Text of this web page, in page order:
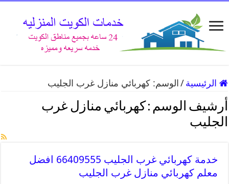
الرئيسية / الوسم:كهربائي منازل غرب الجليب
أرشيف الوسم : كهربائي منازل غرب
الجليب
خدمة كهربائي غرب الجليب 66409555 افضل
معلم كهربائي منازل غرب الجليب